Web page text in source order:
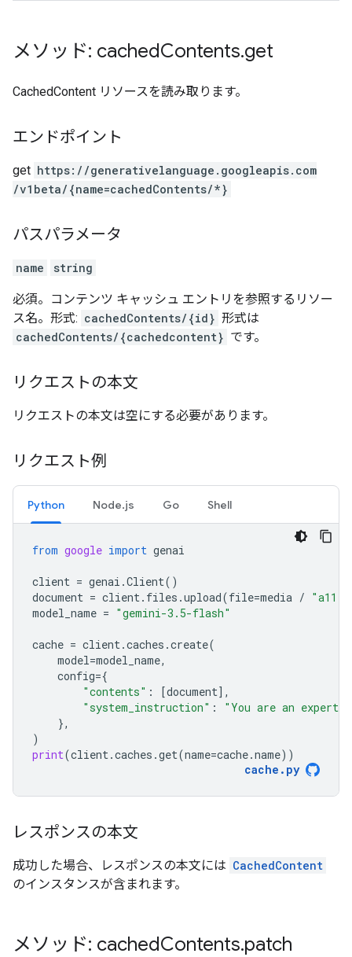
メソッド: cachedContents.get
CachedContent リソースを読み取ります。
エンドポイント
get https: / /generativelanguage.googleapis.com
/v1beta/{name=cachedContents/*}
パスパラメータ
name string
必須。コンテンツ キャッシュ エントリを参照するリソー
ス名。形式: cachedContents/{id} 形式は
cachedContents/{cachedcontent} です。
リクエストの本文
リクエストの本文は空にする必要があります。
リクエスト例
Python Node.js Go Shell
from google import genai
client = genai .Client()
document = client. files .upload(file=media /
model_name = "gemini-3.5-flash"
cache = client.caches .create(
model=model_name,
config={
"contents" : [document],
"system_instruction" :
"You are an expert
},
)
print(client.caches .get(name=cache.name))
cache . py
レスポンスの本文
成功した場合、レスポンスの本文には CachedContent
のインスタンスが含まれます。
メソッド: cachedContents.patch